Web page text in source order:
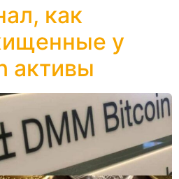
как
у
активы